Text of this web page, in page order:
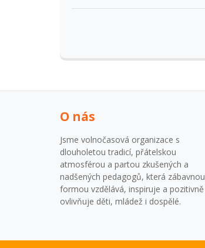
O nás
Jsme volnočasová organizace s
dlouholetou tradicí, přátelskou
atmosférou a partou zkušených a
nadšených pedagogů, která zábavnou
formou vzdělává, inspiruje a pozitivně
ovlivňuje děti, mládež i dospělé.